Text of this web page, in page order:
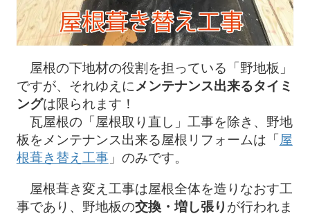
屋根の下地材の役割を担っている「野地板」
ですが、それゆえに メンテナンス出来るタイミ
ングは限られます！
瓦屋根の「屋根取り直し」工事を除き、野地
板をメンテナンス出来る屋根リフォームは「屋
根葺き替え工事」のみです。
屋根葺き変え工事は屋根全体を造りなおす工
事であり、野地板の交換・増し張り が行われま